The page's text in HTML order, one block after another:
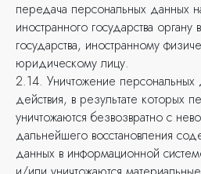
передача персональных данных
иностранного государства органу
государства, иностранному
юридическому лицу.
2.14. Уничтожение
действия, в результате которых
уничтожаются безвозвратно с
дальнейшего восстановления
данных в информационной